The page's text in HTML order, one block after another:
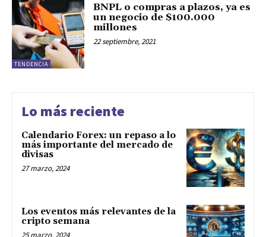
TENDENCIA
BNPL o compras a plazos, ya es
un negocio de $100.000
millones
22 septiembre, 2021
Lo más reciente
Calendario Forex: un repaso a lo
más importante del mercado de
divisas
27 marzo, 2024
Los eventos más relevantes de la
cripto semana
25 marzo, 2024